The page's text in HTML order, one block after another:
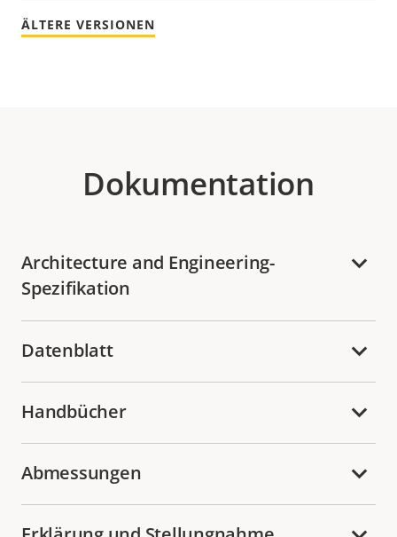
ÄLTERE VERSIONEN
Dokumentation
Architecture and Engineering-
Spezifikation
Datenblatt
Handbücher
Abmessungen